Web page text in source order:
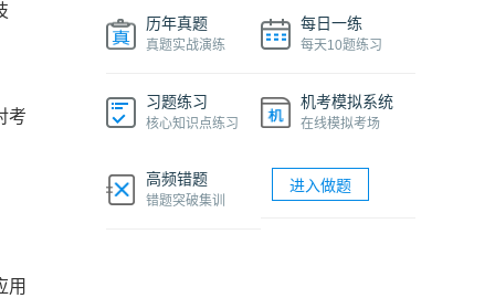
考
用
费课程
机考系统操作流程及画图讲解
软考网络工程师视频课程
历年真题
真题实战演练
每日一练
每天10题练习
习题练习
核心知识点练习
机考模拟系统
在线模拟考场
高频错题
错题突破集训
进入做题